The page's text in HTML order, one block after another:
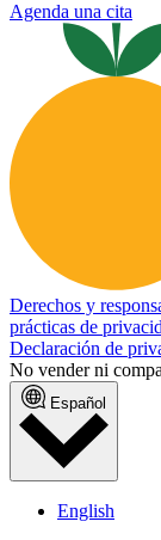
Agenda una cita
Derechos y
prácticas de
Declaración de
No vender ni
Español
English